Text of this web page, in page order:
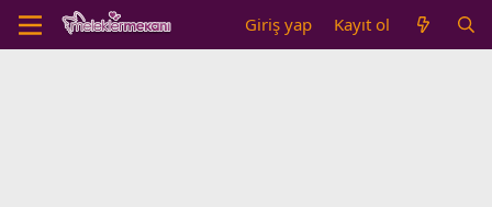
Giriş yap Kayıt ol